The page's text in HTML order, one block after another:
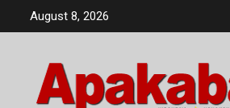
August 8, 2026